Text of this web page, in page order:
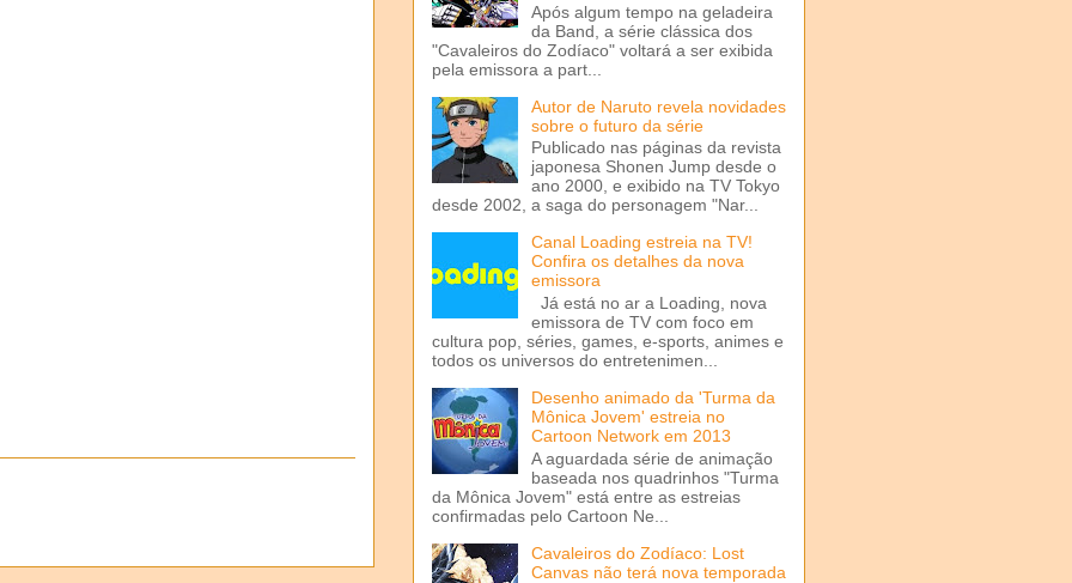
Após algum tempo na geladeira
da Band, a série clássica dos
"Cavaleiros do Zodíaco" voltará a ser exibida
pela emissora a part...
Autor de Naruto revela novidades
sobre o futuro da série
Publicado nas páginas da revista
japonesa Shonen Jump desde o
ano 2000, e exibido na TV Tokyo
desde 2002, a saga do personagem "Nar...
Canal Loading estreia na TV!
Confira os detalhes da nova
emissora
Já está no ar a Loading, nova
emissora de TV com foco em
cultura pop, séries, games, e-sports, animes e
todos os universos do entretenimen...
Desenho animado da 'Turma da
Mônica Jovem' estreia no
Cartoon Network em 2013
A aguardada série de animação
baseada nos quadrinhos "Turma
da Mônica Jovem" está entre as estreias
confirmadas pelo Cartoon Ne...
Cavaleiros do Zodíaco: Lost
Canvas não terá nova temporada